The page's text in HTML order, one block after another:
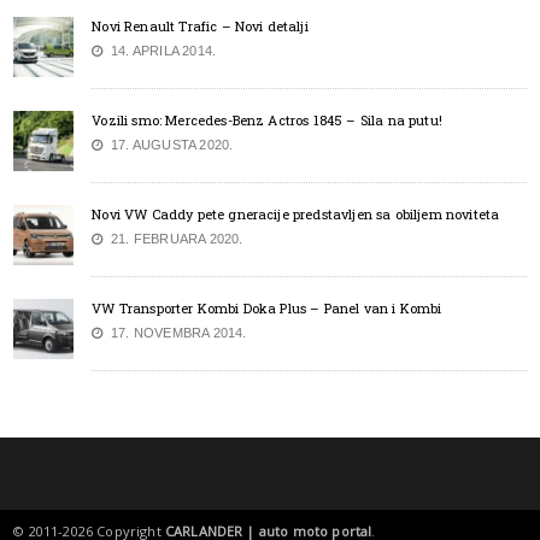
Novi Renault Trafic – Novi detalji
14. APRILA 2014.
Vozili smo: Mercedes-Benz Actros 1845 – Sila na putu!
17. AUGUSTA 2020.
Novi VW Caddy pete gneracije predstavljen sa obiljem noviteta
21. FEBRUARA 2020.
VW Transporter Kombi Doka Plus – Panel van i Kombi
17. NOVEMBRA 2014.
© 2011-2026 Copyright CARLANDER | auto moto portal